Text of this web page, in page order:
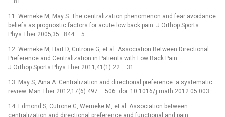
11. Werneke M, May S. The centralization phenomenon and fear avoidance
beliefs as prognostic factors for acute low back pain. J Orthop Sports
Phys Ther 2005;35 : 844 –⁠ 5.
12. Werneke M, Hart D, Cutrone G, et al. As­sociation Between Directional
Preference and Centralization in Patients with Low Back Pain.
J Orthop Sports Phys Ther 2011;41(1):22 –⁠ 31.
13. May S, Aina A. Centralization and directional preference: a systematic
review. Man Ther 2012;17(6):497 –⁠ 506. doi: 10.1016/ j.math.2012.05.003.
14. Edmond S, Cutrone G, Werneke M, et al. As­sociation between
centralization and directional preference and functional and pain